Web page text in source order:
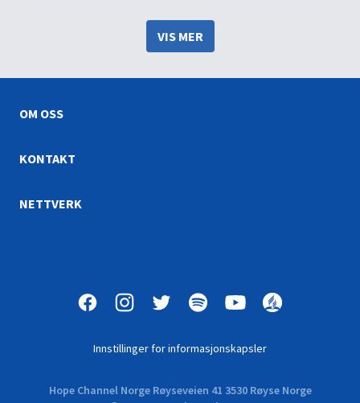
VIS MER
OM OSS
KONTAKT
NETTVERK
Innstillinger for informasjonskapsler
Hope Channel Norge Røyseveien 41 3530 Røyse Norge